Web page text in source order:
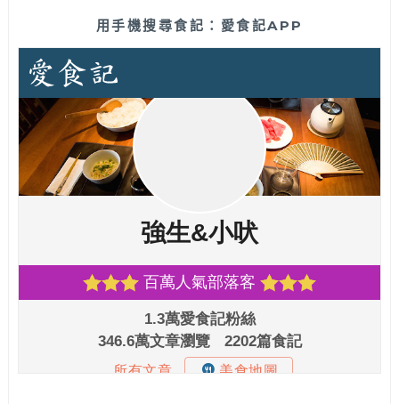
用手機搜尋食記：愛食記APP